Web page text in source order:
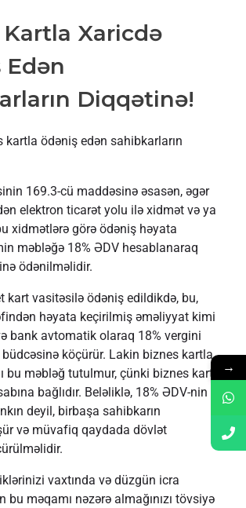
Xaricdə
Edən
Diqqətinə!
kartla ödəniş edən sahibkarların
169.3-cü maddəsinə əsasən, əgər
elektron ticarət yolu ilə xidmət və ya
xidmətlərə görə ödəniş həyata
məbləğə 18% ƏDV hesablanaraq
ödənilməlidir.
kart vasitəsilə ödəniş edildikdə, bu,
həyata keçirilmiş əməliyyat kimi
bank avtomatik olaraq 18% vergini
köçürür. Lakin biznes kartla
bu məbləğ tutulmur, çünki biznes kart
bağlıdır. Beləliklə, 18% ƏDV-nin
deyil, birbaşa sahibkarın
və müvafiq qaydada dövlət
vaxtında və düzgün icra
bu məqamı nəzərə almağınızı tövsiyə
→